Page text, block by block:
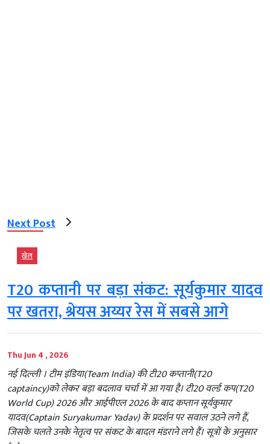
Next Post
खेल
T20 कप्तानी पर बड़ा संकट: सूर्यकुमार यादव
पर खतरा, श्रेयस अय्यर रेस में सबसे आगे
Thu Jun 4 , 2026
नई दिल्ली । टीम इंडिया(Team India) की टी20 कप्तानी(T20
captaincy)को लेकर बड़ा बदलाव चर्चा में आ गया है। टी20 वर्ल्ड कप(T20
World Cup) 2026 और आईपीएल 2026 के बाद कप्तान सूर्यकुमार
यादव(Captain Suryakumar Yadav) के प्रदर्शन पर सवाल उठने लगे हैं,
जिसके चलते उनके नेतृत्व पर संकट के बादल मंडराने लगे हैं। सूत्रों के अनुसार